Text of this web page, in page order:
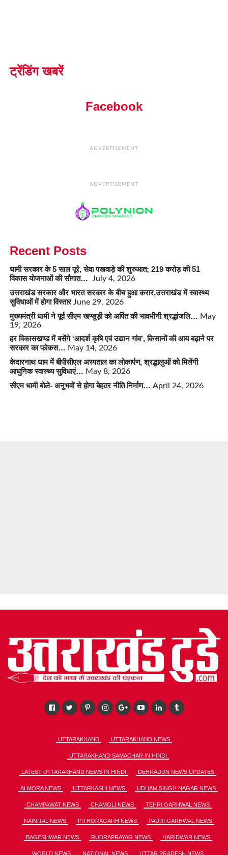
ट्रेंडिंग खबरें
Facebook
ADVERTISEMENT
ADVERTISEMENT
Recent Posts
धामी सरकार के 5 साल पूरे, सेवा पखवाड़े की शुरुआत; 219 करोड़ की 51
विकास योजनाओं की सौगात…
July 4, 2026
उत्तराखंड सरकार और भारत सरकार के बीच हुआ करार,उत्तराखंड में स्वास्थ्य
सुविधाओं में होगा विस्तार June 29, 2026
मुख्यमंत्री धामी ने पूर्व सीएम खण्डूड़ी को अर्पित की भावभीनी श्रद्धांजलि… May
19, 2026
हर विकासखण्ड में बसेंगे ‘आदर्श कृषि एवं उद्यान गांव’, किसानों की आय बढ़ाने पर
सरकार का फोकस… May 14, 2026
केदारनाथ धाम में बीपीसीएल अस्पताल का लोकार्पण, श्रद्धालुओं को मिलेंगी
आधुनिक स्वास्थ्य सुविधाएं… May 8, 2026
सीएम धामी बोले- अनुभवों से होगा बेहतर नीति निर्माण… April 24, 2026
UTTARAKHAND UTTARAKHAND NEWS
UTTARAKHAND SAMACHAR IN HINDI
LATEST UTTARAKHAND NEWS IN HINDI DEHRADUN NEWS UPDATES
ALMORA NEWS UTTARKASHI NEWS UDHAM SINGH NAGAR NEWS
CHAMPAWAT NEWS CHAMOLI NEWS TEHRI GARHWAL NEWS
NAINITAL NEWS PITHORAGARH NEWS PAURI GARHWAL NEWS
BAGESHWAR NEWS RUDRAPRAYAG NEWS HARIDWAR NEWS
WORLD NEWS NATIONAL NEWS UTTAR PRADESH NEWS